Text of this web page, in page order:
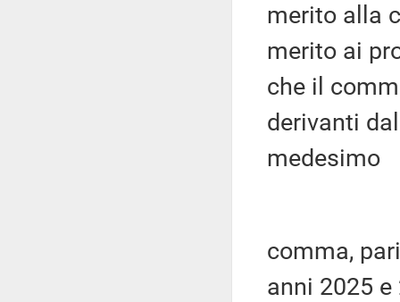
merito alla
merito ai
che il
derivanti
medesimo
comma,
anni 2025